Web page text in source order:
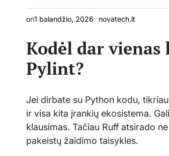
on1 balandžio, 2026 novatech.lt
Kodėl dar
Pylint?
Jei dirbate su Python kodu,
ir visa kita įrankių ekosistema.
klausimas. Tačiau Ruff atsirado
pakeistų žaidimo taisykles.